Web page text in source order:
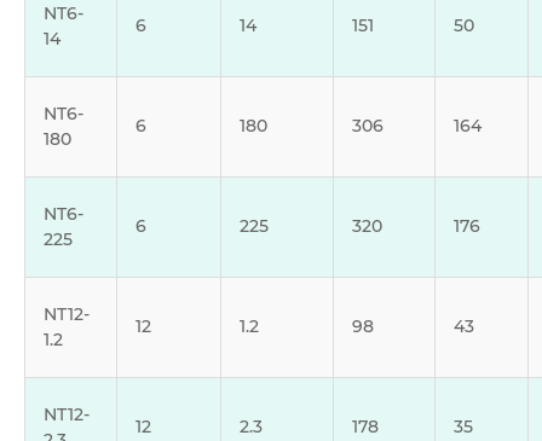
NT6-
14
6 14 151 50
NT6-
180
6 180 306 164
NT6-
225
6 225 320 176
NT12-
1.2
12 1.2 98 43
NT12-
12 2.3 178 35